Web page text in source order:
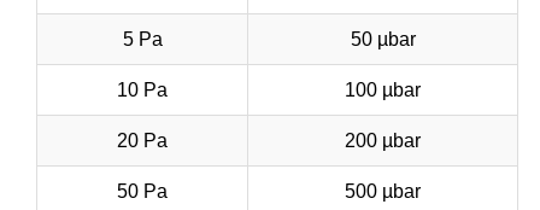
5 Pa 50 µbar
10 Pa 100 µbar
20 Pa 200 µbar
50 Pa 500 µbar